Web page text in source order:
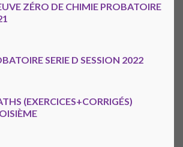
ZÉRO DE CHIMIE PROBATOIRE
SERIE D SESSION 2022
(EXERCICES+CORRIGÉS)